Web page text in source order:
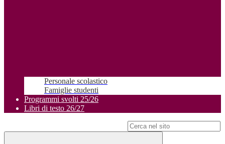
Personale scolastico
Famiglie studenti
Programmi svolti 25/26
Libri di testo 26/27